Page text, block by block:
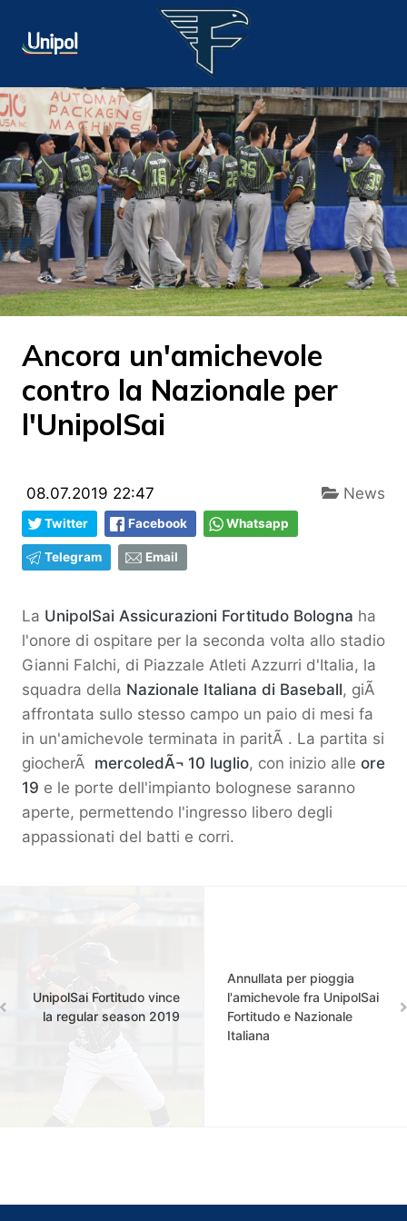
Ancora un'amichevole
contro la Nazionale per
l'UnipolSai
08.07.2019 22:47 News
Twitter Facebook Whatsapp
Telegram Email
La UnipolSai Assicurazioni Fortitudo Bologna ha
l'onore di ospitare per la seconda volta allo stadio
Gianni Falchi, di Piazzale Atleti Azzurri d'Italia, la
squadra della Nazionale Italiana di Baseball, giÃ
affrontata sullo stesso campo un paio di mesi fa
in un'amichevole terminata in paritÃ . La partita si
giocherÃ mercoledÃ¬ 10 luglio, con inizio alle ore
19 e le porte dell'impianto bolognese saranno
aperte, permettendo l'ingresso libero degli
appassionati del batti e corri.
UnipolSai Fortitudo vince
la regular season 2019
Annullata per pioggia
l'amichevole fra UnipolSai
Fortitudo e Nazionale
Italiana